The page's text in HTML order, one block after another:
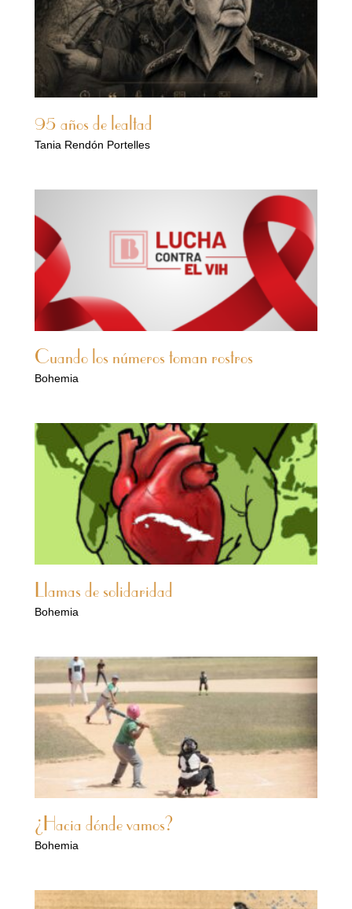
95 años de lealtad
Tania Rendón Portelles
Cuando los números toman rostros
Bohemia
Llamas de solidaridad
Bohemia
¿Hacia dónde vamos?
Bohemia